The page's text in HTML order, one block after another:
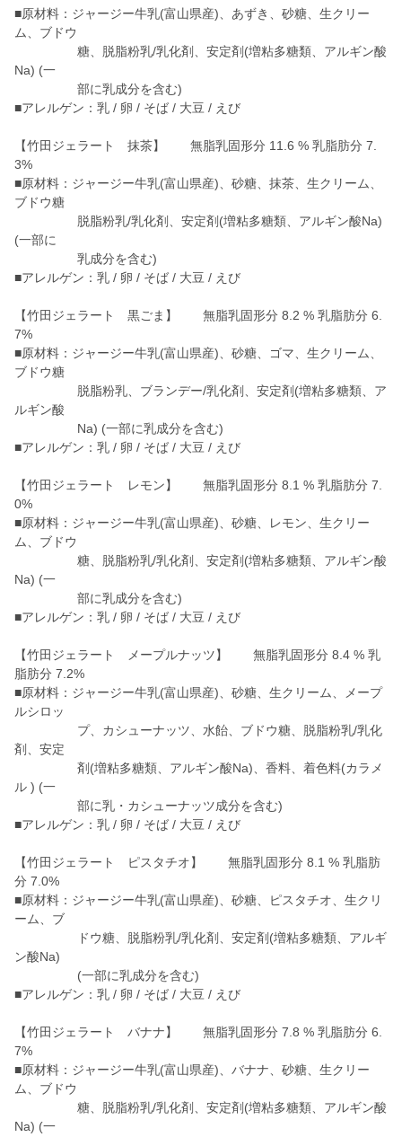
■原材料：ジャージー牛乳(富山県産)、あずき、砂糖、生クリー
ム、ブドウ
糖、脱脂粉乳/乳化剤、安定剤(増粘多糖類、アルギン酸
Na) (一
部に乳成分を含む)
■アレルゲン：乳 / 卵 / そば / 大豆 / えび
【竹田ジェラート 抹茶】 無脂乳固形分 11.6 % 乳脂肪分 7.
3%
■原材料：ジャージー牛乳(富山県産)、砂糖、抹茶、生クリーム、
ブドウ糖
脱脂粉乳/乳化剤、安定剤(増粘多糖類、アルギン酸Na)
(一部に
乳成分を含む)
■アレルゲン：乳 / 卵 / そば / 大豆 / えび
【竹田ジェラート 黒ごま】 無脂乳固形分 8.2 % 乳脂肪分 6.
7%
■原材料：ジャージー牛乳(富山県産)、砂糖、ゴマ、生クリーム、
ブドウ糖
脱脂粉乳、ブランデー/乳化剤、安定剤(増粘多糖類、ア
ルギン酸
Na) (一部に乳成分を含む)
■アレルゲン：乳 / 卵 / そば / 大豆 / えび
【竹田ジェラート レモン】 無脂乳固形分 8.1 % 乳脂肪分 7.
0%
■原材料：ジャージー牛乳(富山県産)、砂糖、レモン、生クリー
ム、ブドウ
糖、脱脂粉乳/乳化剤、安定剤(増粘多糖類、アルギン酸
Na) (一
部に乳成分を含む)
■アレルゲン：乳 / 卵 / そば / 大豆 / えび
【竹田ジェラート メープルナッツ】 無脂乳固形分 8.4 % 乳
脂肪分 7.2%
■原材料：ジャージー牛乳(富山県産)、砂糖、生クリーム、メープ
ルシロッ
プ、カシューナッツ、水飴、ブドウ糖、脱脂粉乳/乳化
剤、安定
剤(増粘多糖類、アルギン酸Na)、香料、着色料(カラメ
ル ) (一
部に乳・カシューナッツ成分を含む)
■アレルゲン：乳 / 卵 / そば / 大豆 / えび
【竹田ジェラート ピスタチオ】 無脂乳固形分 8.1 % 乳脂肪
分 7.0%
■原材料：ジャージー牛乳(富山県産)、砂糖、ピスタチオ、生クリ
ーム、ブ
ドウ糖、脱脂粉乳/乳化剤、安定剤(増粘多糖類、アルギ
ン酸Na)
(一部に乳成分を含む)
■アレルゲン：乳 / 卵 / そば / 大豆 / えび
【竹田ジェラート バナナ】 無脂乳固形分 7.8 % 乳脂肪分 6.
7%
■原材料：ジャージー牛乳(富山県産)、バナナ、砂糖、生クリー
ム、ブドウ
糖、脱脂粉乳/乳化剤、安定剤(増粘多糖類、アルギン酸
Na) (一